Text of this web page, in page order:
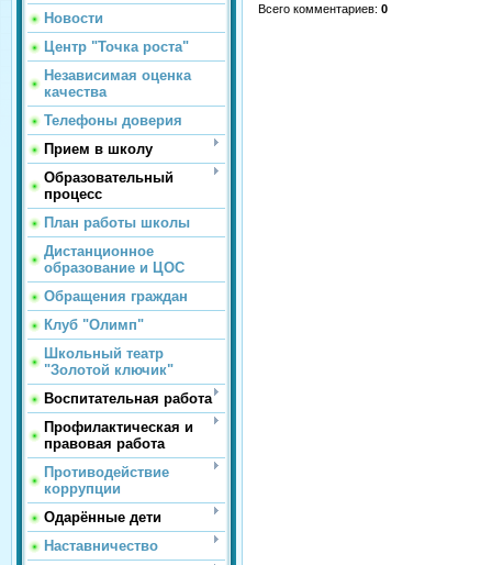
Новости
Центр "Точка роста"
Независимая оценка
качества
Телефоны доверия
Прием в школу
Образовательный
процесс
План работы школы
Дистанционное
образование и ЦОС
Обращения граждан
Клуб "Олимп"
Школьный театр
"Золотой ключик"
Воспитательная работа
Профилактическая и
правовая работа
Противодействие
коррупции
Одарённые дети
Наставничество
Всего комментариев: 0